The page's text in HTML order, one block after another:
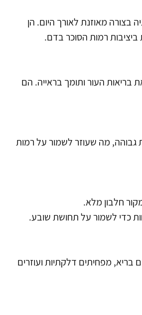
בצורה מאוזנת לאורך היום. הן
ביציבות רמות הסוכר בדם.
בריאות העור ותומך בראייה. הם
גבוהה, מה שעוזר לשמור על רמות
חלבון מלא.
כדי לשמור על תחושת שובע.
בריא, מפחיתים דלקתיות ועוזרים